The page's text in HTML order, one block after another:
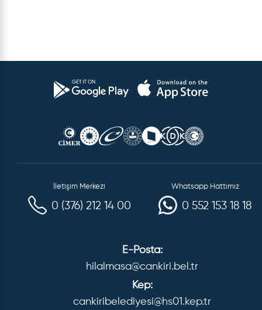
İletişim Merkezi
0 (376) 212 14 00
Whatsapp Hattımız
0 552 153 18 18
E-Posta:
hilalmasa@cankiri.bel.tr
Kep:
cankiribelediyesi@hs01.kep.tr